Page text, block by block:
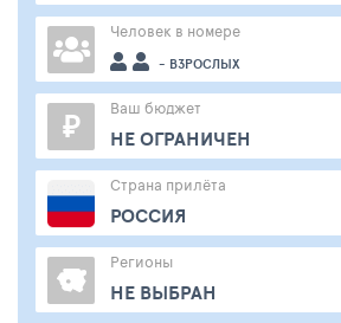
Человек в номере
- ВЗРОСЛЫХ
₽ Ваш бюджет
НЕ ОГРАНИЧЕН
Страна прилёта
РОССИЯ
Регионы
НЕ ВЫБРАН